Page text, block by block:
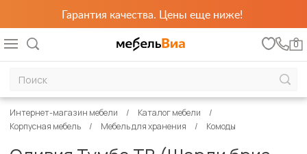
Гарантия качества. Цены еще ниже!
0
Интернет-магазин мебели
Каталог мебели
Корпусная мебель
Мебель для хранения Комоды